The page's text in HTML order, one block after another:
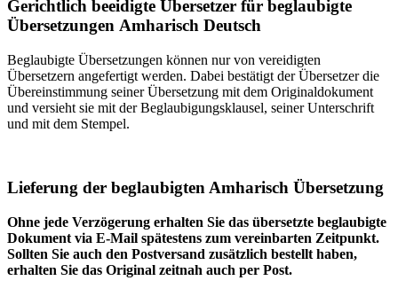
Gerichtlich beeidigte Übersetzer für beglaubigte
Übersetzungen Amharisch Deutsch
Beglaubigte Übersetzungen können nur von vereidigten
Übersetzern angefertigt werden. Dabei bestätigt der Übersetzer die
Übereinstimmung seiner Übersetzung mit dem Originaldokument
und versieht sie mit der Beglaubigungsklausel, seiner Unterschrift
und mit dem Stempel.
Lieferung der beglaubigten Amharisch Übersetzung
Ohne jede Verzögerung erhalten Sie das übersetzte beglaubigte
Dokument via E-Mail spätestens zum vereinbarten Zeitpunkt.
Sollten Sie auch den Postversand zusätzlich bestellt haben,
erhalten Sie das Original zeitnah auch per Post.